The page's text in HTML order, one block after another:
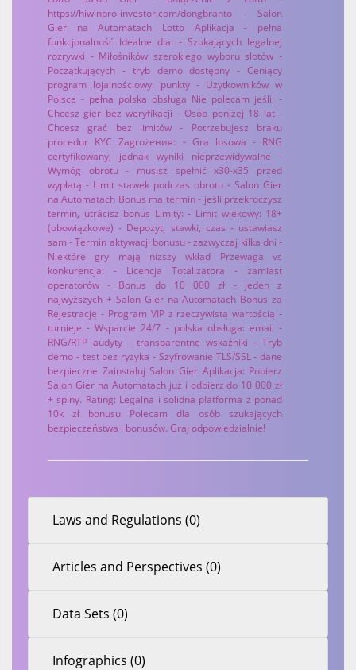
https://hiwinpro-investor.com/dongbranto - Salon
Gier na Automatach Lotto Aplikacja - pełna
funkcjonalność Idealne dla: - Szukających legalnej
rozrywki - Miłośników szerokiego wyboru slotów -
Początkujących - tryb demo dostępny - Ceniący
program lojalnościowy: punkty - Użytkowników w
Polsce - pełna polska obsługa Nie polecam jeśli: -
Chcesz gier bez weryfikacji - Osób poniżej 18 lat -
Chcesz grać bez limitów - Potrzebujesz braku
procedur KYC Zagrożения: - Gra losowa - RNG
certyfikowany, jednak wyniki nieprzewidywalne -
Wymóg obrotu - musisz spełnić x30-x35 przed
wypłatą - Limit stawek podczas obrotu - Salon Gier
na Automatach Bonus ma termin - jeśli przekroczysz
termin, utrácisz bonus Limity: - Limit wiekowy: 18+
(obowiązkowe) - Depozyt, stawki, czas - ustawiasz
sam - Termin aktywacji bonusu - zazwyczaj kilka dni -
Niektóre gry mają niższy wkład Przewaga vs
konkurencja: - Licencja Totalizatora - zamiast
operatorów - Bonus do 10 000 zł - jeden z
najwyższych + Salon Gier na Automatach Bonus za
Rejestrację - Program VIP z rzeczywistą wartością -
turnieje - Wsparcie 24/7 - polska obsługa: email -
RNG/RTP audyty - transparentne wskaźniki - Tryb
demo - test bez ryzyka - Szyfrowanie TLS/SSL - dane
bezpieczne Zainstaluj Salon Gier Aplikacja: Pobierz
Salon Gier na Automatach już i odbierz do 10 000 zł
+ spiny. Rating: Legalna i solidna platforma z ponad
10k zł bonusu Polecam dla osób szukających
bezpieczeństwa i bonusów. Graj odpowiedzialnie!
Laws and Regulations (0)
Articles and Perspectives (0)
Data Sets (0)
Infographics (0)